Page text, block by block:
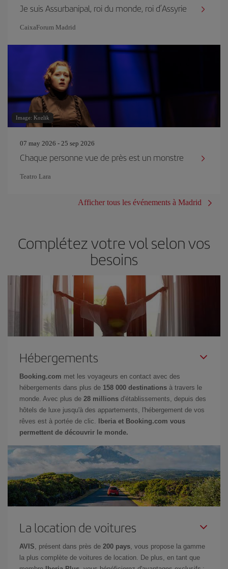
Je suis Assurbanipal, roi du monde, roi d’Assyrie
CaixaForum Madrid
Image: Kozlik
07 may 2026 - 25 sep 2026
Chaque personne vue de près est un monstre
Teatro Lara
Afficher tous les événements à Madrid
Complétez votre vol selon vos
besoins
Hébergements
Booking.com met les voyageurs en contact avec des
hébergements dans plus de 158 000 destinations à travers le
monde. Avec plus de 28 millions d'établissements, depuis des
hôtels de luxe jusqu'à des appartements, l'hébergement de vos
rêves est à portée de clic.
Iberia et Booking.com vous
permettent de découvrir le monde.
La location de voitures
AVIS, présent dans près de 200 pays, vous propose la gamme
la plus complète de voitures de location. De plus, en tant que